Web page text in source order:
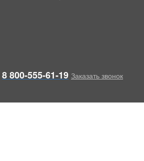
8 800-555-61-19 Заказать звонок